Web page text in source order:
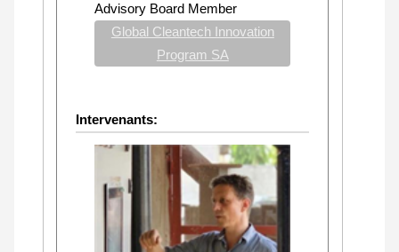
Advisory Board Member
Global Cleantech Innovation
Program SA
Intervenants: